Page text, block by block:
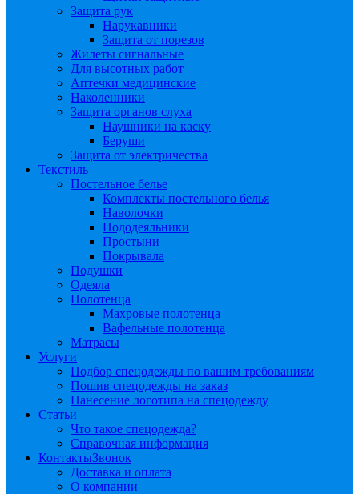
Защита рук
Нарукавники
Защита от порезов
Жилеты сигнальные
Для высотных работ
Аптечки медицинские
Наколенники
Защита органов слуха
Наушники на каску
Беруши
Защита от электричества
Текстиль
Постельное белье
Комплекты постельного белья
Наволочки
Пододеяльники
Простыни
Покрывала
Подушки
Одеяла
Полотенца
Махровые полотенца
Вафельные полотенца
Матрасы
Услуги
Подбор спецодежды по вашим требованиям
Пошив спецодежды на заказ
Нанесение логотипа на спецодежду
Статьи
Что такое спецодежда?
Справочная информация
КонтактыЗвонок
Доставка и оплата
О компании